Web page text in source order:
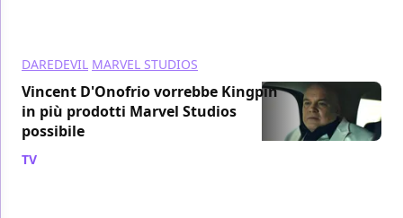
DAREDEVIL MARVEL STUDIOS
Vincent D'Onofrio vorrebbe Kingpin
in più prodotti Marvel Studios
possibile
TV